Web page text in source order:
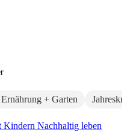
Ernährung + Garten
Kindern Nachhaltig leben